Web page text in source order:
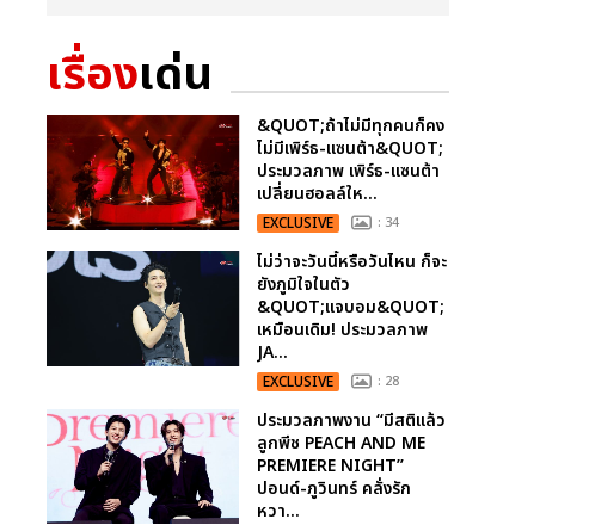
เรื่องเด่น
&QUOT;ถ้าไม่มีทุกคนก็คง
ไม่มีเพิร์ธ-แซนต้า&QUOT;
ประมวลภาพ เพิร์ธ-แซนต้า
เปลี่ยนฮอลล์ให...
EXCLUSIVE : 34
ไม่ว่าจะวันนี้หรือวันไหน ก็จะ
ยังภูมิใจในตัว
&QUOT;แจบอม&QUOT;
เหมือนเดิม! ประมวลภาพ
JA...
EXCLUSIVE : 28
ประมวลภาพงาน “มีสติแล้ว
ลูกพีช PEACH AND ME
PREMIERE NIGHT”
ปอนด์-ภูวินทร์ คลั่งรัก
หวา...